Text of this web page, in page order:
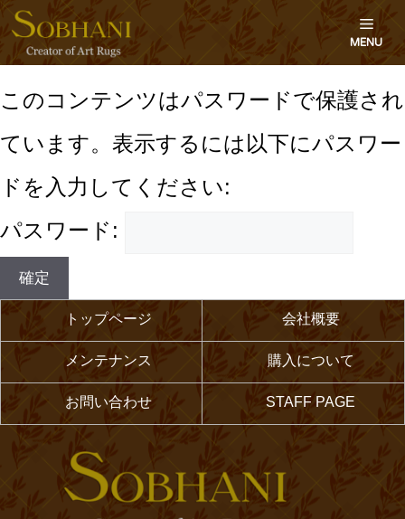
コ
ン
テ
ン
ツ
へ
ス
ッ
プ
メ
ニ
ュ
このコンテンツはパスワードで保護され
ています。表示するには以下にパスワー
ドを入力してください:
パスワード:
トップページ 会社概要
メンテナンス 購入について
お問い合わせ STAFF PAGE